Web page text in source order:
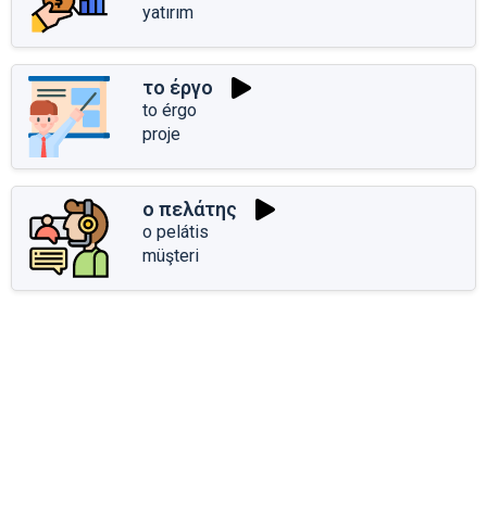
yatırım
το έργο
to érgo
proje
ο πελάτης
o pelátis
müşteri